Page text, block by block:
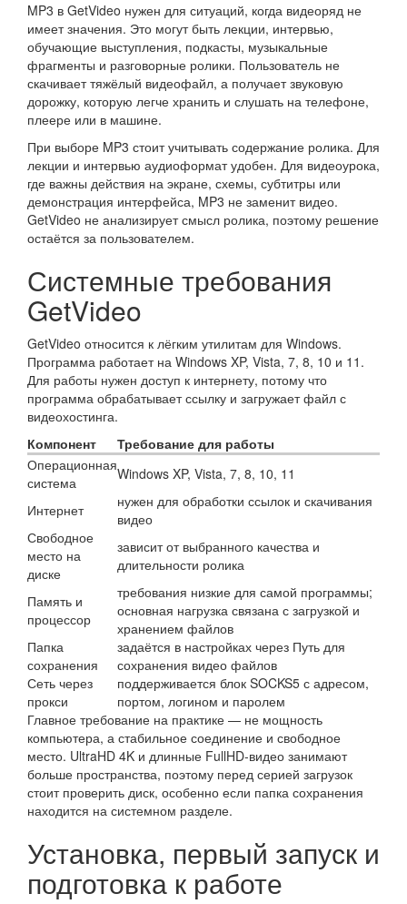
MP3 в GetVideo нужен для ситуаций, когда видеоряд не
имеет значения. Это могут быть лекции, интервью,
обучающие выступления, подкасты, музыкальные
фрагменты и разговорные ролики. Пользователь не
скачивает тяжёлый видеофайл, а получает звуковую
дорожку, которую легче хранить и слушать на телефоне,
плеере или в машине.
При выборе MP3 стоит учитывать содержание ролика. Для
лекции и интервью аудиоформат удобен. Для видеоурока,
где важны действия на экране, схемы, субтитры или
демонстрация интерфейса, MP3 не заменит видео.
GetVideo не анализирует смысл ролика, поэтому решение
остаётся за пользователем.
Системные требования
GetVideo
GetVideo относится к лёгким утилитам для Windows.
Программа работает на Windows XP, Vista, 7, 8, 10 и 11.
Для работы нужен доступ к интернету, потому что
программа обрабатывает ссылку и загружает файл с
видеохостинга.
Компонент
Требование для работы
Операционная
система
Windows XP, Vista, 7, 8, 10, 11
Интернет
нужен для обработки ссылок и скачивания
видео
Свободное
место на
диске
зависит от выбранного качества и
длительности ролика
Память и
процессор
требования низкие для самой программы;
основная нагрузка связана с загрузкой и
хранением файлов
Папка
сохранения
задаётся в настройках через Путь для
сохранения видео файлов
Сеть через
прокси
поддерживается блок SOCKS5 с адресом,
портом, логином и паролем
Главное требование на практике — не мощность
компьютера, а стабильное соединение и свободное
место. UltraHD 4K и длинные FullHD-видео занимают
больше пространства, поэтому перед серией загрузок
стоит проверить диск, особенно если папка сохранения
находится на системном разделе.
Установка, первый запуск и
подготовка к работе